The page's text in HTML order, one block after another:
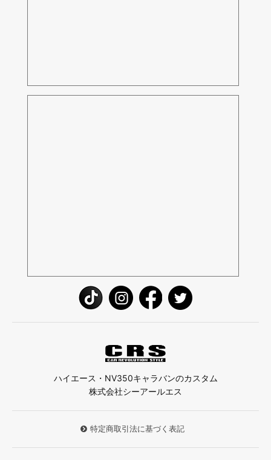
ハイエース・NV350キャラバンのカスタム
株式会社シーアールエス
特定商取引法に基づく表記